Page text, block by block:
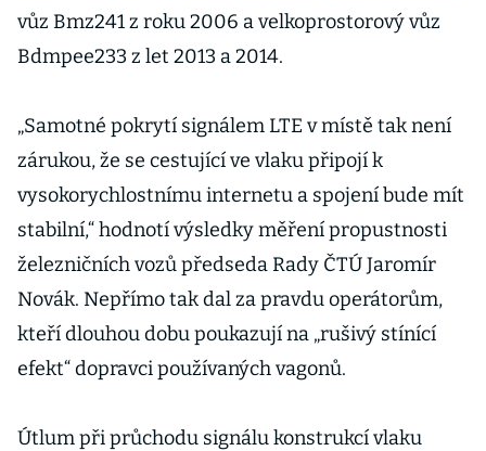
vůz Bmz241 z roku 2006 a velkoprostorový vůz
Bdmpee233 z let 2013 a 2014.
„Samotné pokrytí signálem LTE v místě tak není
zárukou, že se cestující ve vlaku připojí k
vysokorychlostnímu internetu a spojení bude mít
stabilní,“ hodnotí výsledky měření propustnosti
železničních vozů předseda Rady ČTÚ Jaromír
Novák. Nepřímo tak dal za pravdu operátorům,
kteří dlouhou dobu poukazují na „rušivý stínící
efekt“ dopravci používaných vagonů.
Útlum při průchodu signálu konstrukcí vlaku